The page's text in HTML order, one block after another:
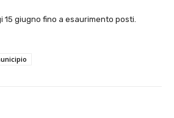
giugno fino a esaurimento posti.